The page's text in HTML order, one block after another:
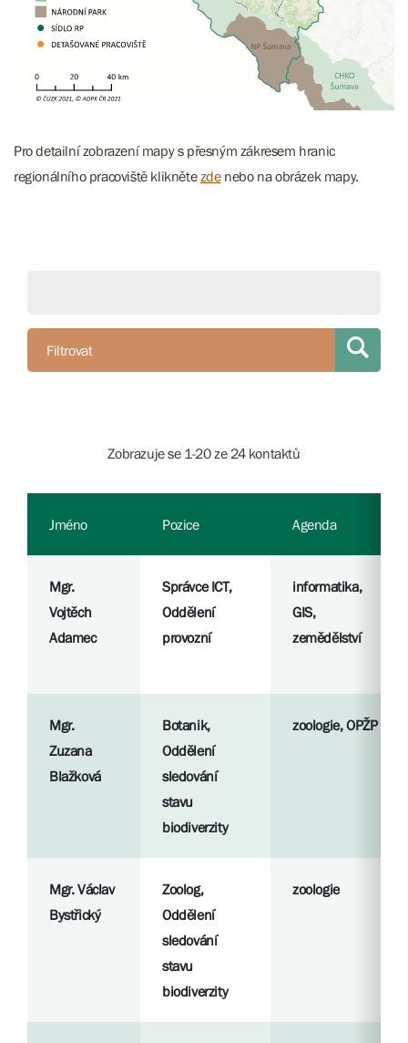
Pro detailní zobrazení mapy s přesným zákresem hranic
regionálního pracoviště kliknětezdenebo na obrázek mapy.
Filtrovat
Zobrazuje se 1-20 ze 24 kontaktů
Jméno Pozice Agenda
Mgr.
Vojtěch
Adamec
Správce ICT,
Oddělení
provozní
informatika,
GIS,
zemědělství
Mgr.
Zuzana
Blažková
Botanik,
Oddělení
sledování
stavu
biodiverzity
zoologie, OPŽP
Mgr. Václav
Bystřický
Zoolog,
Oddělení
sledování
stavu
biodiverzity
zoologie